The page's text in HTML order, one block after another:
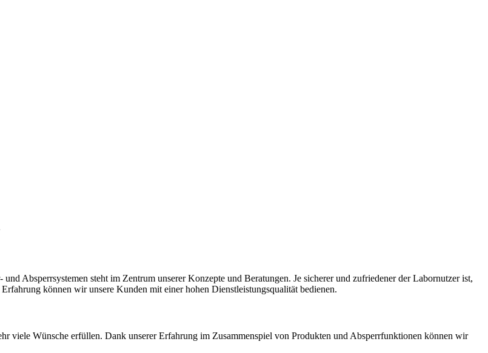
Absperrsystemen steht im Zentrum unserer Konzepte und Beratungen. Je sicherer und zufriedener der Labornutzer ist,
können wir unsere Kunden mit einer hohen Dienstleistungsqualität bedienen.
viele Wünsche erfüllen. Dank unserer Erfahrung im Zusammenspiel von Produkten und Absperrfunktionen können wir